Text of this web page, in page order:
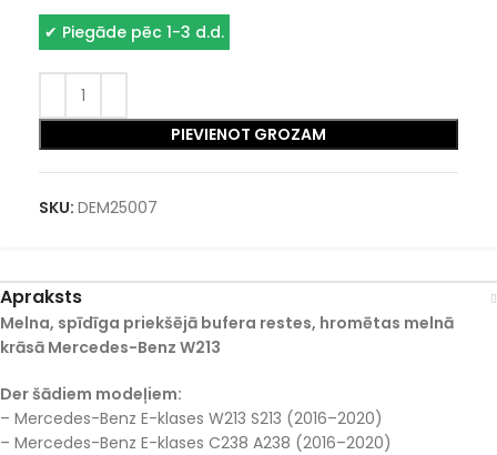
✔ Piegāde pēc 1-3 d.d.
PIEVIENOT GROZAM
SKU: DEM25007
Apraksts
Melna, spīdīga priekšējā bufera restes, hromētas melnā
krāsā Mercedes-Benz W213
Der šādiem modeļiem:
– Mercedes-Benz E-klases W213 S213 (2016–2020)
– Mercedes-Benz E-klases C238 A238 (2016–2020)